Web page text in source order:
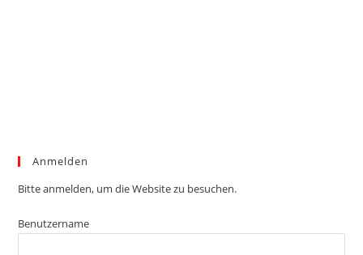
Anmelden
Bitte anmelden, um die Website zu besuchen.
Benutzername